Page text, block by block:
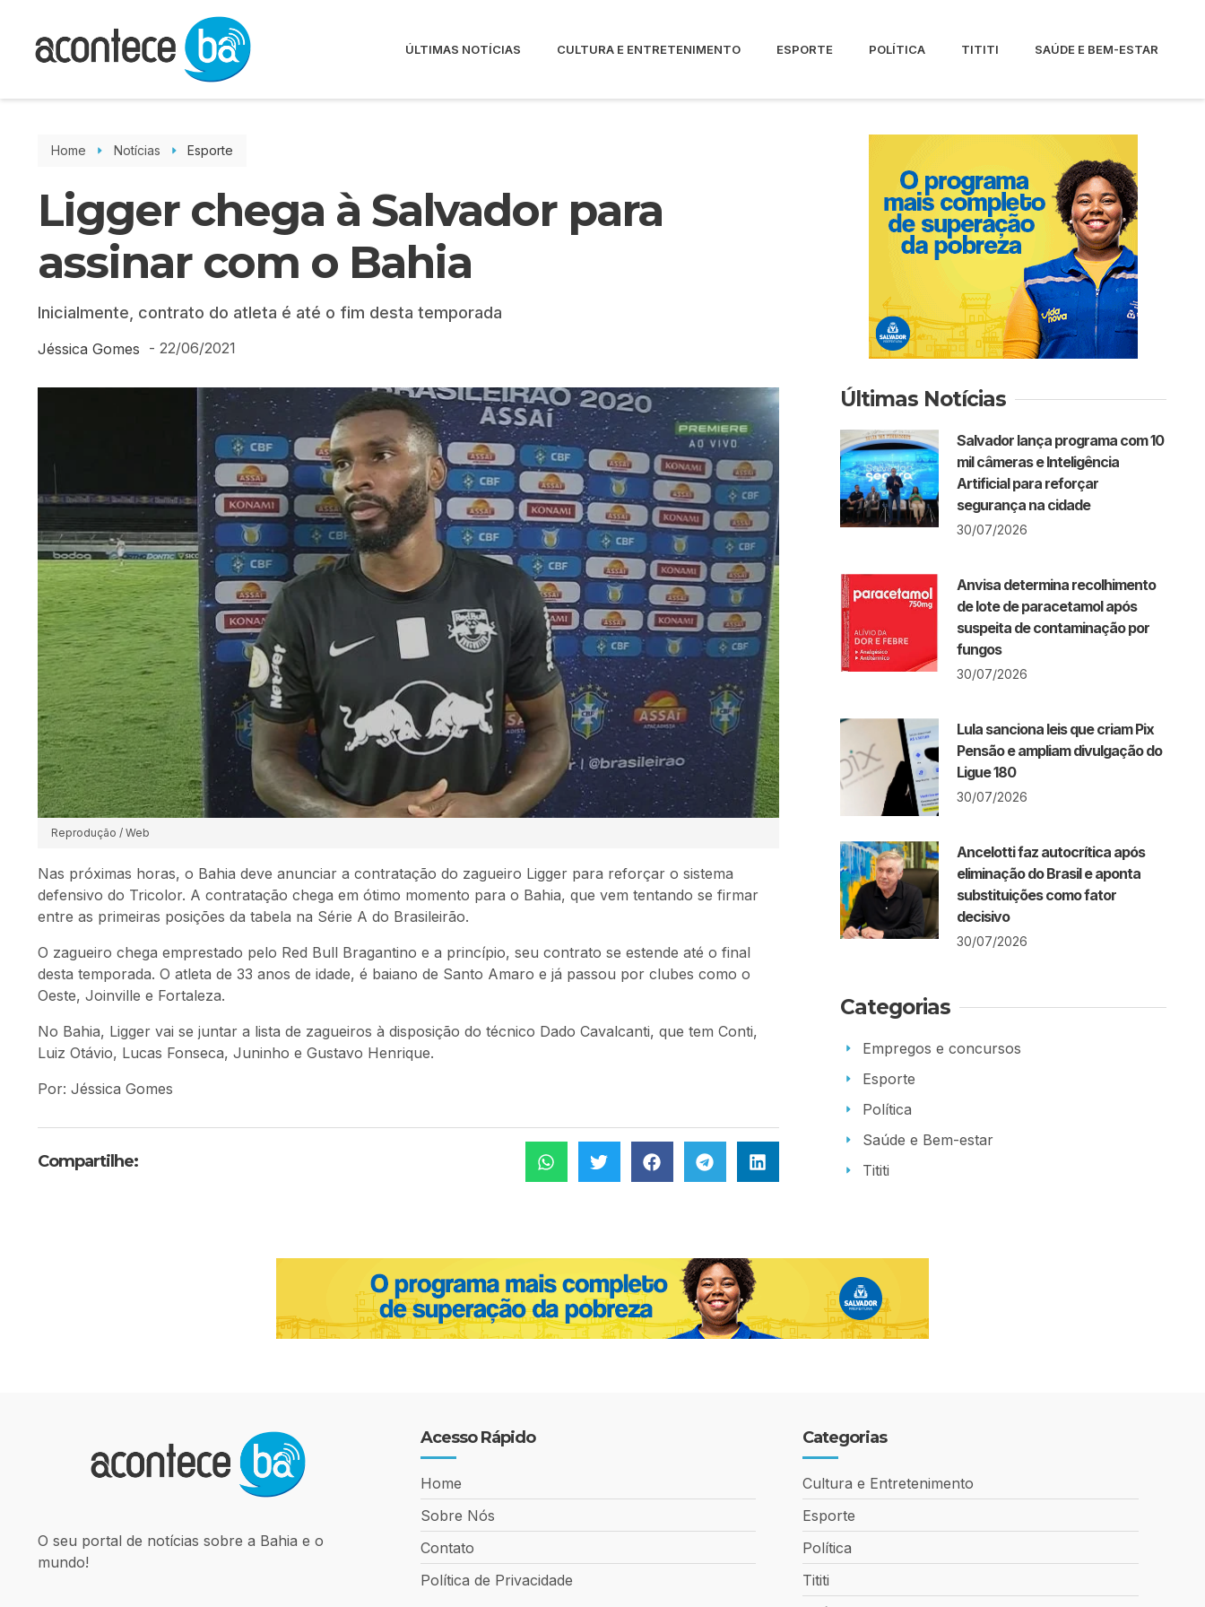
ÚLTIMAS NOTÍCIAS CULTURA E ENTRETENIMENTO ESPORTE POLÍTICA TITITI SAÚDE E BEM-ESTAR
Home Notícias Esporte
Ligger chega à Salvador para
assinar com o Bahia
Inicialmente, contrato do atleta é até o fim desta temporada
Jéssica Gomes - 22/06/2021
Reprodução / Web
Nas próximas horas, o Bahia deve anunciar a contratação do zagueiro Ligger para reforçar o sistema
defensivo do Tricolor. A contratação chega em ótimo momento para o Bahia, que vem tentando se firmar
entre as primeiras posições da tabela na Série A do Brasileirão.
O zagueiro chega emprestado pelo Red Bull Bragantino e a princípio, seu contrato se estende até o final
desta temporada. O atleta de 33 anos de idade, é baiano de Santo Amaro e já passou por clubes como o
Oeste, Joinville e Fortaleza.
No Bahia, Ligger vai se juntar a lista de zagueiros à disposição do técnico Dado Cavalcanti, que tem Conti,
Luiz Otávio, Lucas Fonseca, Juninho e Gustavo Henrique.
Por: Jéssica Gomes
Compartilhe:
Últimas Notícias
Salvador lança programa com 10
mil câmeras e Inteligência
Artificial para reforçar
segurança na cidade
30/07/2026
Anvisa determina recolhimento
de lote de paracetamol após
suspeita de contaminação por
fungos
30/07/2026
Lula sanciona leis que criam Pix
Pensão e ampliam divulgação do
Ligue 180
30/07/2026
Ancelotti faz autocrítica após
eliminação do Brasil e aponta
substituições como fator
decisivo
30/07/2026
Categorias
Empregos e concursos
Esporte
Política
Saúde e Bem-estar
Tititi
O seu portal de notícias sobre a Bahia e o
mundo!
Acesso Rápido
Home
Sobre Nós
Contato
Política de Privacidade
Categorias
Cultura e Entretenimento
Esporte
Política
Tititi